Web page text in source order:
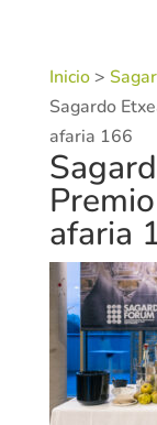
Inicio>
Sagardo
afaria 166
afaria